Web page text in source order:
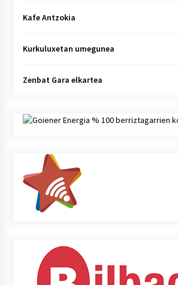
Kafe Antzokia
Kurkuluxetan umegunea
Zenbat Gara elkartea